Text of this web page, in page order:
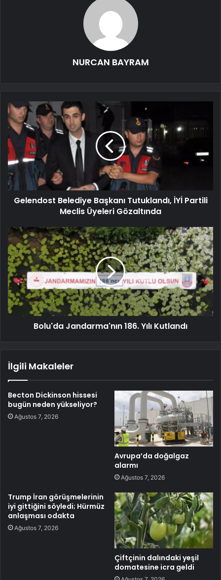
NURCAN BAYRAM
Gelendost Belediye Başkanı Tutuklandı, İYİ Partili
Meclis Üyeleri Gözaltında
Bolu'da Jandarma'nın 186. Yılı Kutlandı
İlgili Makaleler
Becton Dickinson hissesi
bugün neden yükseliyor?
Ağustos 7, 2026
Avrupa’da doğalgaz
alarmı
Ağustos 7, 2026
Trump İran görüşmelerinin
iyi gittiğini söyledi; Hürmüz
anlaşması odakta
Ağustos 7, 2026
Çiftçinin dalındaki yeşil
domatesine icra geldi